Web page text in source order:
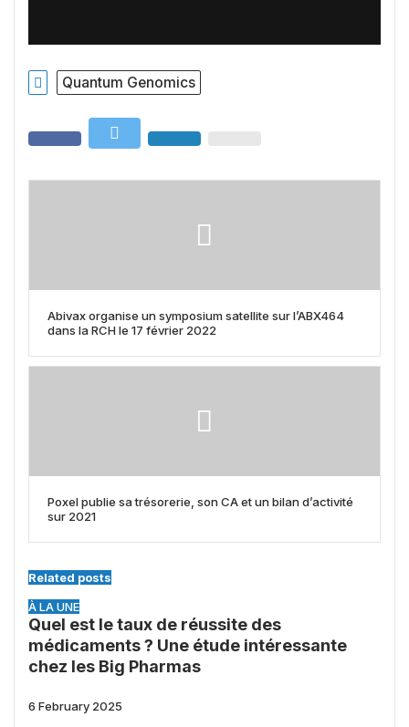
Quantum Genomics
Abivax organise un symposium satellite sur l’ABX464
dans la RCH le 17 février 2022
Poxel publie sa trésorerie, son CA et un bilan d’activité
sur 2021
Related posts
À LA UNE
Quel est le taux de réussite des
médicaments ? Une étude intéressante
chez les Big Pharmas
6 February 2025